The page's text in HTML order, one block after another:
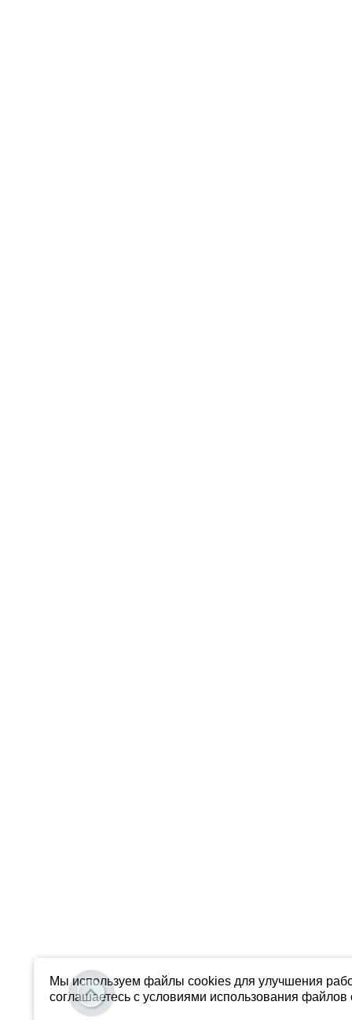
Мы используем файлы cookies для улучшения
соглашаетесь с условиями использования файлов